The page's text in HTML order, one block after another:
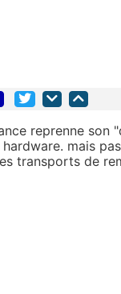
reprenne son
mais
transports de